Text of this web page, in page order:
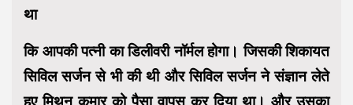
था
कि आपकी पत्नी का डिलीवरी नॉर्मल होगा। जिसकी शिकायत
सिविल सर्जन से भी की थी और सिविल सर्जन ने संज्ञान लेते
हुए मिथुन कुमार को पैसा वापस कर दिया था। और उसका